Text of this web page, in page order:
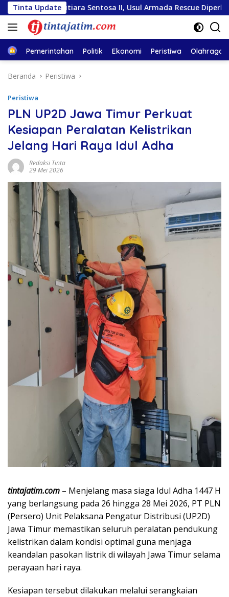
Langsung
ke
konten
Tinta Update
Mutiara Sentosa II, Usul Armada Rescue Diperkuat
HomePemerintahan Politik Ekonomi Peristiwa Olahraga
Beranda Peristiwa
Peristiwa
PLN UP2D Jawa Timur Perkuat
Kesiapan Peralatan Kelistrikan
Jelang Hari Raya Idul Adha
Redaksi Tinta
29 Mei 2026
tintajatim.com – Menjelang masa siaga Idul Adha 1447 H
yang berlangsung pada 26 hingga 28 Mei 2026, PT PLN
(Persero) Unit Pelaksana Pengatur Distribusi (UP2D)
Jawa Timur memastikan seluruh peralatan pendukung
kelistrikan dalam kondisi optimal guna menjaga
keandalan pasokan listrik di wilayah Jawa Timur selama
perayaan hari raya.
Kesiapan tersebut dilakukan melalui serangkaian